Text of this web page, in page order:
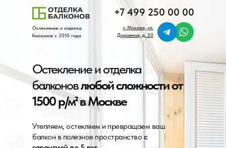
Утепляем, остекляем и превращаем ваш
балкон в полезное пространство с
Остекление и отделка
балконовлюбой сложности от
1500 р/м² в Москве
г. Москва, ул.
Дорожная, д. 50
+7 499 250 00 00
Остекление и отделка
балконов с 2010 года